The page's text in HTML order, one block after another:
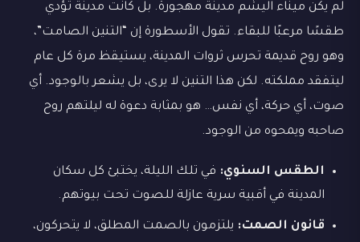
لم يكن ميناء اليشم مدينة مهجورة. بل كانت مدينة تؤدي
طقسًا مرعبًا للبقاء. تقول الأسطورة إن “التنين الصامت”،
وهو روح قديمة تحرس ثروات المدينة، يستيقظ مرة كل عام
ليتفقد مملكته. لكن هذا التنين لا يرى، بل يشعر بالوجود. أي
صوت، أي حركة، أي نفس… هو بمثابة دعوة له ليلتهم روح
صاحبه ويمحوه من الوجود.
الطقس السنوي: في تلك الليلة، يختبئ كل سكان
المدينة في أقبية سرية عازلة للصوت تحت بيوتهم.
قانون الصمت: يلتزمون بالصمت المطلق، لا يتحركون،